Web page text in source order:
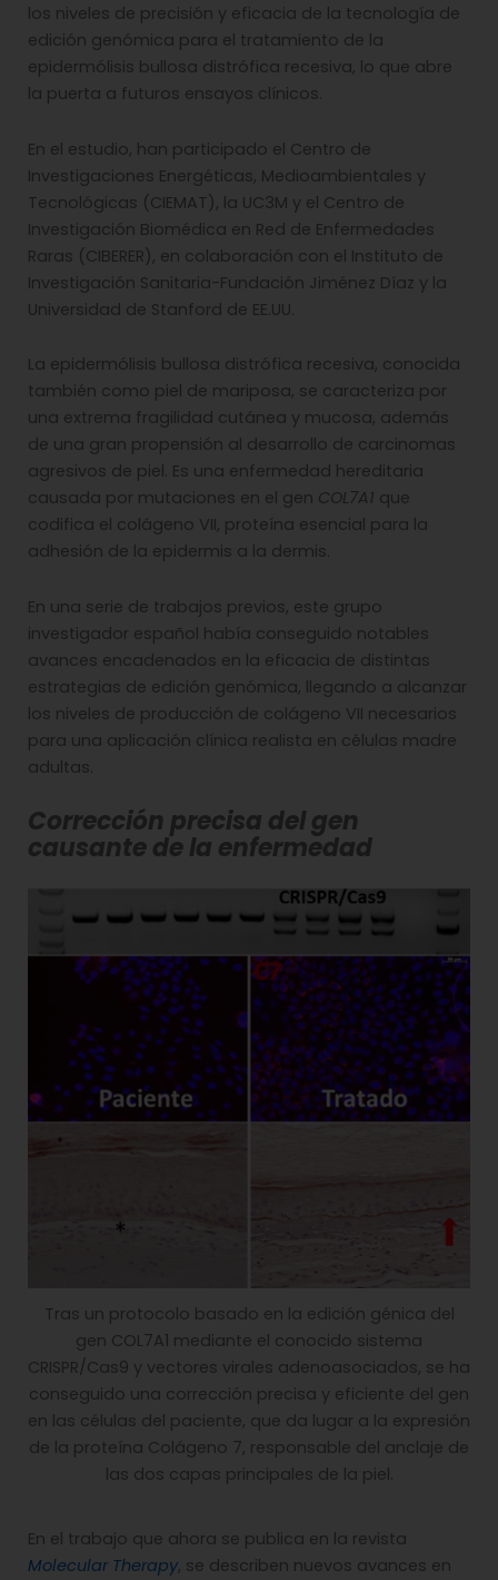
los niveles de precisión y eficacia de la tecnología de
edición genómica para el tratamiento de la
epidermólisis bullosa distrófica recesiva, lo que abre
la puerta a futuros ensayos clínicos.
En el estudio, han participado el Centro de
Investigaciones Energéticas, Medioambientales y
Tecnológicas (CIEMAT), la UC3M y el Centro de
Investigación Biomédica en Red de Enfermedades
Raras (CIBERER), en colaboración con el Instituto de
Investigación Sanitaria-Fundación Jiménez Díaz y la
Universidad de Stanford de EE.UU.
La epidermólisis bullosa distrófica recesiva, conocida
también como piel de mariposa, se caracteriza por
una extrema fragilidad cutánea y mucosa, además
de una gran propensión al desarrollo de carcinomas
agresivos de piel. Es una enfermedad hereditaria
causada por mutaciones en el gen COL7A1 que
codifica el colágeno VII, proteína esencial para la
adhesión de la epidermis a la dermis.
En una serie de trabajos previos, este grupo
investigador español había conseguido notables
avances encadenados en la eficacia de distintas
estrategias de edición genómica, llegando a alcanzar
los niveles de producción de colágeno VII necesarios
para una aplicación clínica realista en células madre
adultas.
Corrección precisa del gen
causante de la enfermedad
Tras un protocolo basado en la edición génica del
gen COL7A1 mediante el conocido sistema
CRISPR/Cas9 y vectores virales adenoasociados, se ha
conseguido una corrección precisa y eficiente del gen
en las células del paciente, que da lugar a la expresión
de la proteína Colágeno 7, responsable del anclaje de
las dos capas principales de la piel.
En el trabajo que ahora se publica en la revista
Molecular Therapy, se describen nuevos avances en